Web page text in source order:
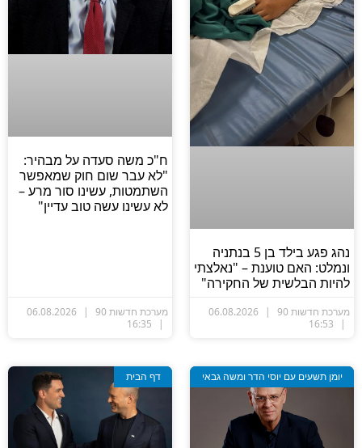
נהג פגע בילד בן 5 בנתניה
האם טוענת – "נאלצתי
הבלשית של החקירה"
חדשות 90
ח"כ משה סעדה על מבהיר:
"לא עבר שום חוק שמאפשר
השתמטות, עשינו סור מרע –
לא עשינו עשה טוב עדיין"
מערכת חדשות 90
יומן תשעים עם יוסי הדר ומשה גבאי דף הבית